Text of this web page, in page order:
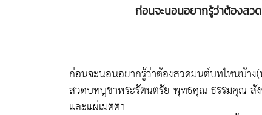
ก่อนจะนอนอยากรู้ว่าต้องส
ก่อนจะนอนอยากรู้ว่าต้องสวดมนต์บทไหนบ้า
สวดบทบูชาพระรัตนตรัย พุทธคุณ ธรรมคุณ สั
และแผ่เมตตา